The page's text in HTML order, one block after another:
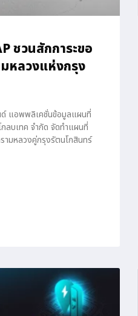
ชวนสักการะขอ
หลวงแห่งกรุง
แอพพลิเคชั่นข้อมูลแผนที่
ลบเทค จำกัด จัดทำแผนที่
มหลวงคู่กรุงรัตนโกสินทร์